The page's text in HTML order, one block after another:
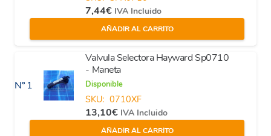
7,44€ IVA Incluido
AÑADIR AL CARRITO
Nº 1
Valvula Selectora Hayward Sp0710
- Maneta
Disponible
SKU: 0710XF
13,10€ IVA Incluido
AÑADIR AL CARRITO